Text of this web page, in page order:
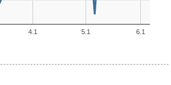
4.1 5.1 6.1